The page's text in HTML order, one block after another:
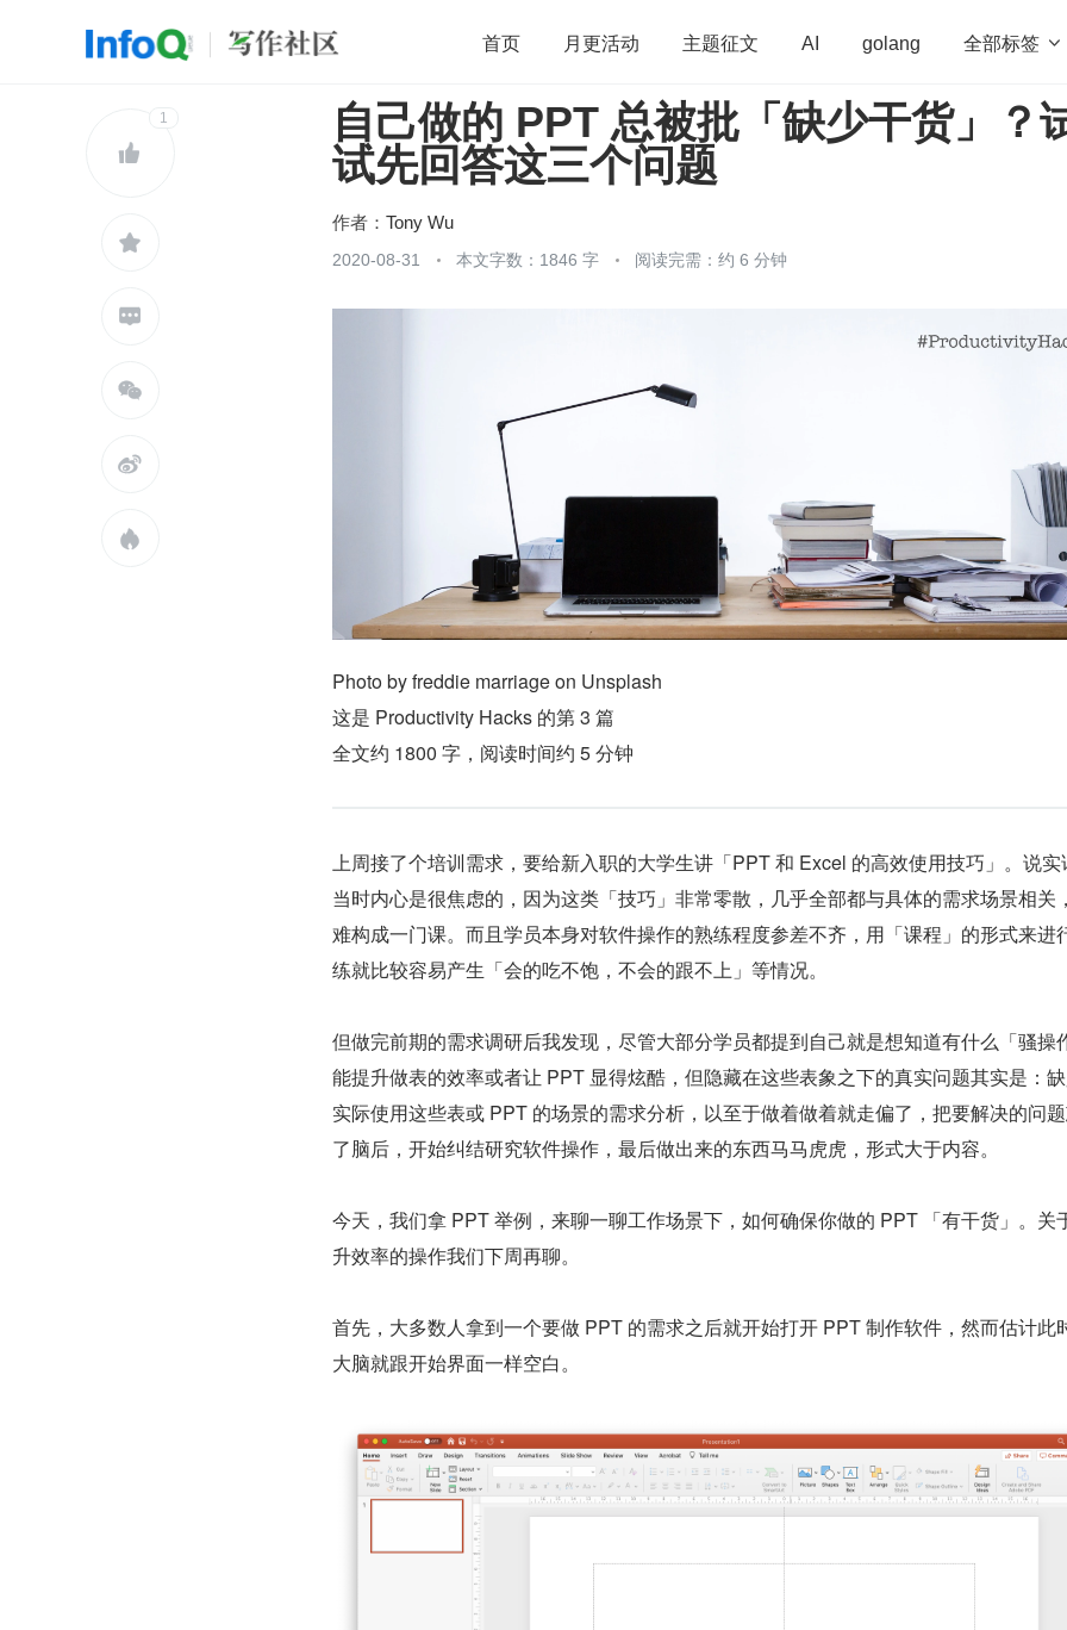
首页 月更活动 主题征文 AI golang 全部标签 
移动开发 开源 架构 OpenHarmony 算法 学习方法 Web3.0 高
前端 团队管理 程序员 运维

1





自己做的 PPT 总被批「缺少干货」？
试先回答这三个问题
作者： Tony Wu
2020-08-31 本文字数：1846 字 阅读完需：约 6 分钟
Photo by freddie marriage on Unsplash
这是 Productivity Hacks 的第 3 篇
全文约 1800 字，阅读时间约 5 分钟
上周接了个培训需求，要给新入职的大学生讲「PPT 和 Excel 的高效使用技巧」。说实
当时内心是很焦虑的，因为这类「技巧」非常零散，几乎全部都与具体的需求场景相关
难构成一门课。而且学员本身对软件操作的熟练程度参差不齐，用「课程」的形式来进
练就比较容易产生「会的吃不饱，不会的跟不上」等情况。
但做完前期的需求调研后我发现，尽管大部分学员都提到自己就是想知道有什么「骚操
能提升做表的效率或者让 PPT 显得炫酷，但隐藏在这些表象之下的真实问题其实是：
实际使用这些表或 PPT 的场景的需求分析，以至于做着做着就走偏了，把要解决的问
了脑后，开始纠结研究软件操作，最后做出来的东西马马虎虎，形式大于内容。
今天，我们拿 PPT 举例，来聊一聊工作场景下，如何确保你做的 PPT 「有干货」。关
升效率的操作我们下周再聊。
首先，大多数人拿到一个要做 PPT 的需求之后就开始打开 PPT 制作软件，然而估计此
大脑就跟开始界面一样空白。